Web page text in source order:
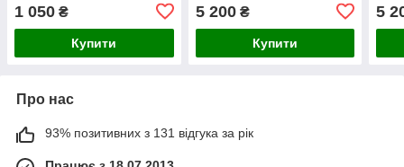
1 050 ₴
Купити
5 200₴
Купити
5
Про нас
93% позитивних з 131 відгука за рік